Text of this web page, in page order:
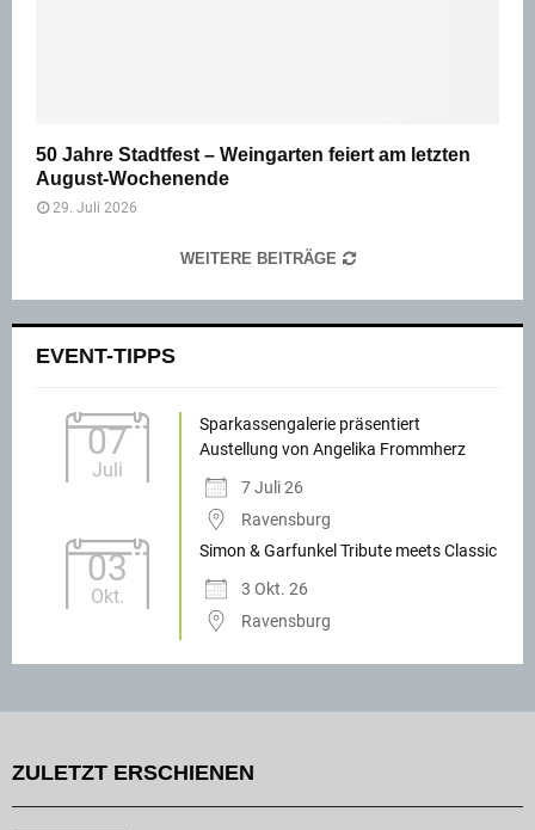
50 Jahre Stadtfest – Weingarten feiert am letzten
August-Wochenende
29. Juli 2026
WEITERE BEITRÄGE
EVENT-TIPPS
07
Juli
Sparkassengalerie präsentiert
Austellung von Angelika Frommherz
7 Juli 26
Ravensburg
03
Okt.
Simon & Garfunkel Tribute meets Classic
3 Okt. 26
Ravensburg
ZULETZT ERSCHIENEN